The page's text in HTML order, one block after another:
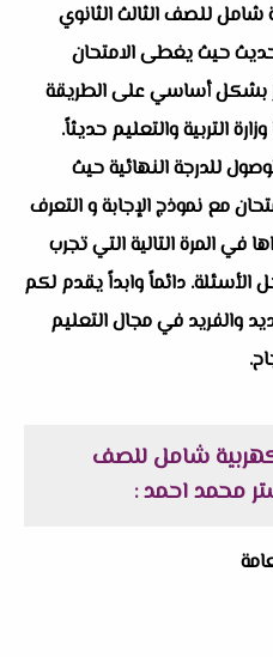
شامل للصف الثالث الثانوي
حديث حيث يغطى الامتحان
بشكل أساسي على الطريقة
التربية والتعليم حديثاً.
للدرجة النهائية حيث
مع نموذج الإجابة و التعرف
في المرة التالية التي تجرب
الأسئلة. دائماً وابداً يقدم لكم
والفريد في مجال التعليم
شامل للصف
: